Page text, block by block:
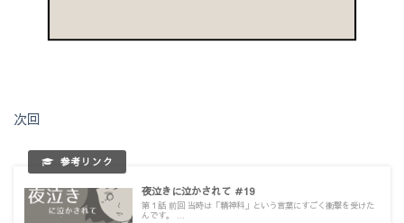
次回
夜泣きに泣かされて ＃19
第１話 前回 当時は「精神科」という言葉にすごく衝撃を受けた
んです。 ...